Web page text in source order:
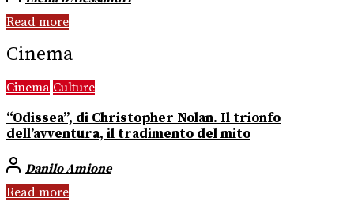
Read more
Cinema
Cinema Culture
“Odissea”, di Christopher Nolan. Il trionfo
dell’avventura, il tradimento del mito
Danilo Amione
Read more